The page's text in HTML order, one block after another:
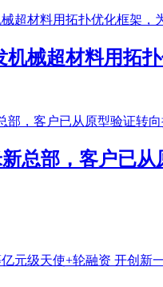
械超材料用拓
总部，客户已